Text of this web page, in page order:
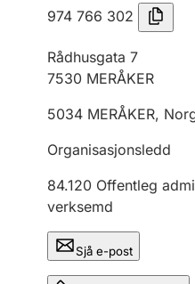
974 766 302
Rådhusgata 7
7530 MERÅKER
5034 MERÅKER,
Organisasjonsledd
84.120 Offentleg
verksemd
Sjå e-post